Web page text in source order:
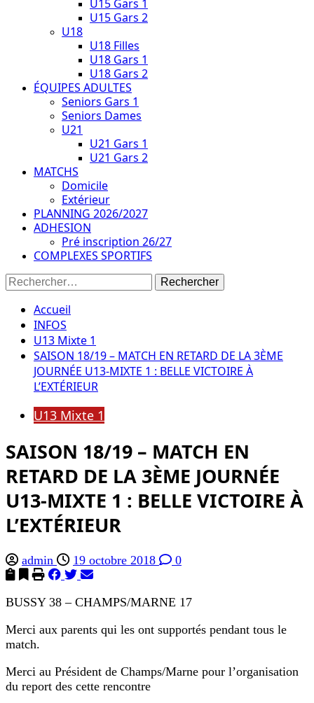
U15 Gars 1
U15 Gars 2
U18
U18 Filles
U18 Gars 1
U18 Gars 2
ÉQUIPES ADULTES
Seniors Gars 1
Seniors Dames
U21
U21 Gars 1
U21 Gars 2
MATCHS
Domicile
Extérieur
PLANNING 2026/2027
ADHESION
Pré inscription 26/27
COMPLEXES SPORTIFS
Rechercher :
Accueil
INFOS
U13 Mixte 1
SAISON 18/19 – MATCH EN RETARD DE LA 3ÈME
JOURNÉE U13-MIXTE 1 : BELLE VICTOIRE À
L’EXTÉRIEUR
U13 Mixte 1
SAISON 18/19 – MATCH EN
RETARD DE LA 3ÈME JOURNÉE
U13-MIXTE 1 : BELLE VICTOIRE À
L’EXTÉRIEUR
admin 19 octobre 2018 0
BUSSY 38 – CHAMPS/MARNE 17
Merci aux parents qui les ont supportés pendant tous le
match.
Merci au Président de Champs/Marne pour l’organisation
du report des cette rencontre